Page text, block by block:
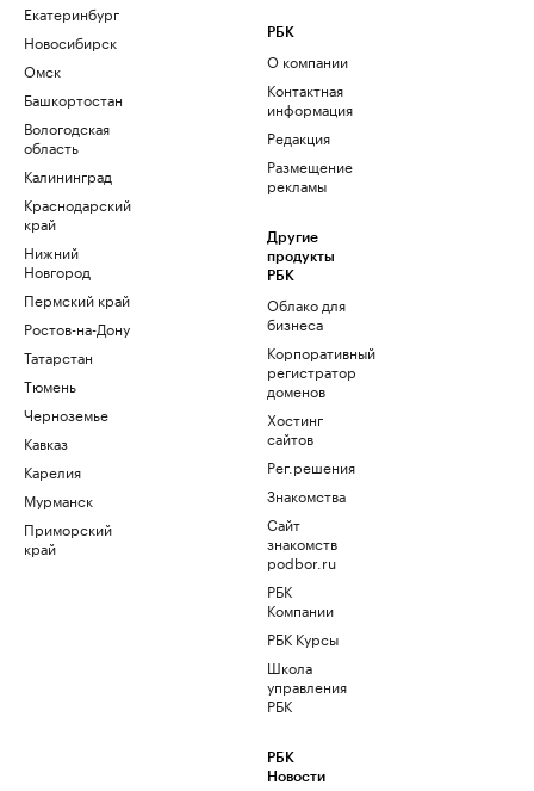
Екатеринбург
Новосибирск
Омск
Башкортостан
Вологодская
область
Калининград
Краснодарский
край
Нижний
Новгород
Пермский край
Ростов-на-Дону
Татарстан
Тюмень
Черноземье
Кавказ
Карелия
Мурманск
Приморский
край
РБК
О компании
Контактная
информация
Редакция
Размещение
рекламы
Другие
продукты
РБК
Облако для
бизнеса
Корпоративный
регистратор
доменов
Хостинг
сайтов
Рег.решения
Знакомства
Сайт
знакомств
podbor.ru
РБК
Компании
РБК Курсы
Школа
управления
РБК
РБК
Новости